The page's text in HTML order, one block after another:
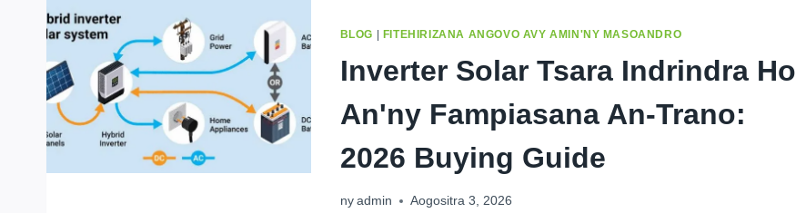
BLOG | FITEHIRIZANA ANGOVO AVY AMIN'NY MASOANDRO
Inverter Solar Tsara Indrindra Ho
An'ny Fampiasana An-Trano:
2026 Buying Guide
ny admin Aogositra 3, 2026